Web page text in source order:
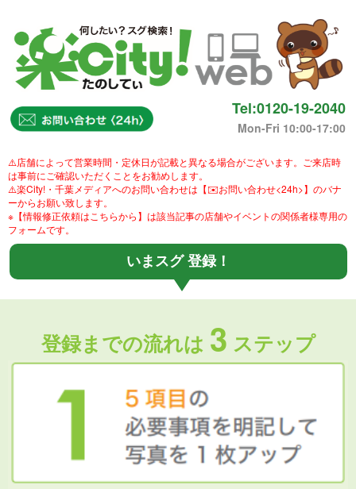
Tel:0120-19-2040
Mon-Fri 10:00-17:00
⚠️店舗によって営業時間・定休日が記載と異なる場合がございます。ご来店時
は事前にご確認いただくことをお勧めします。
⚠️楽City!・千葉メディアへのお問い合わせは【✉️お問い合わせ<24h>】のバナ
ーからお願い致します。
※【情報修正依頼はこちらから】は該当記事の店舗やイベントの関係者様専用の
フォームです。
いまスグ 登録！
登録までの流れは 3 ステップ